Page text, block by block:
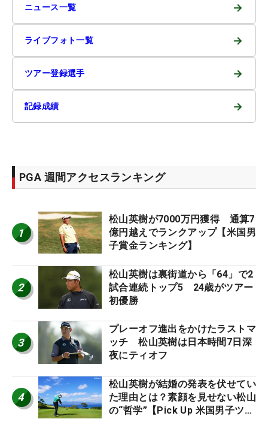
ニュース一覧 →
ライブフォト一覧 →
ツアー登録選手 →
記録成績 →
PGA 週間アクセスランキング
1
松山英樹が7000万円獲得 通算7
億円越えでランクアップ【米国男
子賞金ランキング】
2
松山英樹は裏街道から「64」で2
試合連続トップ5 24歳がツアー
初優勝
3
プレーオフ進出をかけたラストマ
ッチ 松山英樹は日本時間7日深
夜にティオフ
4
松山英樹が結婚の発表を伏せてい
た理由とは？素顔を見せない松山
の“哲学”【Pick Up 米国男子ツア